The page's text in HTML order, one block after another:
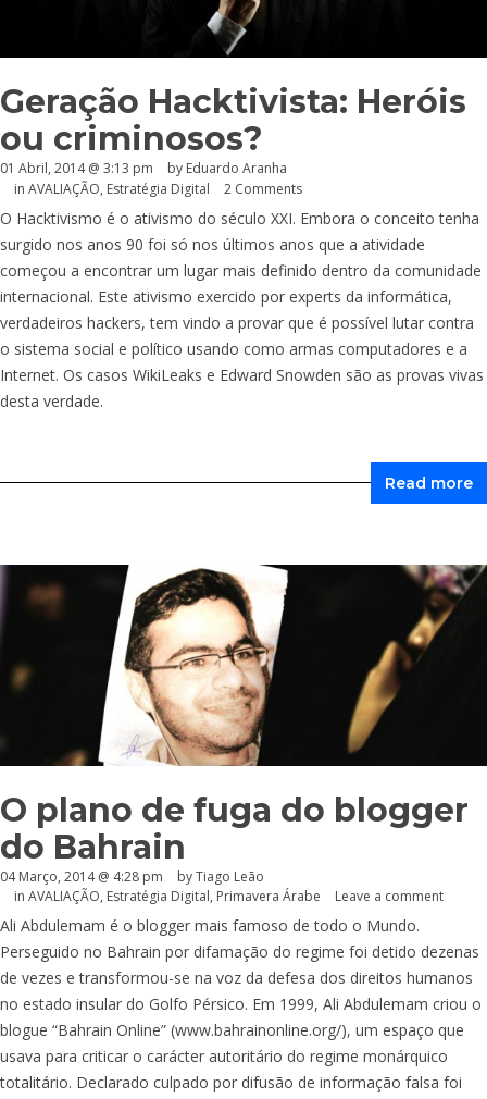
Geração Hacktivista: Heróis
ou criminosos?
01 Abril, 2014 @ 3:13 pm by Eduardo Aranha
in AVALIAÇÃO, Estratégia Digital 2 Comments
O Hacktivismo é o ativismo do século XXI. Embora o conceito tenha
surgido nos anos 90 foi só nos últimos anos que a atividade
começou a encontrar um lugar mais definido dentro da comunidade
internacional. Este ativismo exercido por experts da informática,
verdadeiros hackers, tem vindo a provar que é possível lutar contra
o sistema social e político usando como armas computadores e a
Internet. Os casos WikiLeaks e Edward Snowden são as provas vivas
desta verdade.
Read more
O plano de fuga do blogger
do Bahrain
04 Março, 2014 @ 4:28 pm
by Tiago Leão
in AVALIAÇÃO, Estratégia Digital, Primavera Árabe Leave a comment
Ali Abdulemam é o blogger mais famoso de todo o Mundo.
Perseguido no Bahrain por difamação do regime foi detido dezenas
de vezes e transformou-se na voz da defesa dos direitos humanos
no estado insular do Golfo Pérsico. Em 1999, Ali Abdulemam criou o
blogue “Bahrain Online” (www.bahrainonline.org/), um espaço que
usava para criticar o carácter autoritário do regime monárquico
totalitário. Declarado culpado por difusão de informação falsa foi